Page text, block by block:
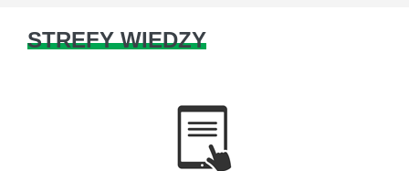
STREFY WIEDZY